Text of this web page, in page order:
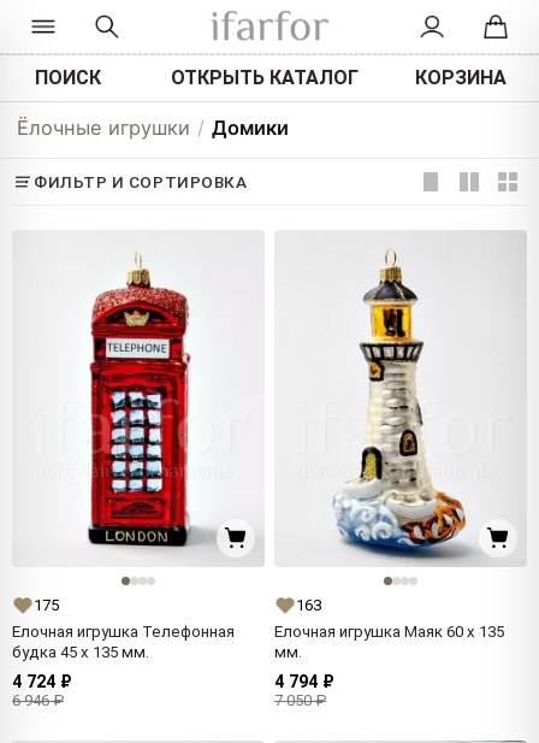
ПОИСК ОТКРЫТЬ КАТАЛОГ КОРЗИНА
Ёлочные игрушки / Домики
ФИЛЬТР И СОРТИРОВКА
175
Елочная игрушка Телефонная
будка 45 x 135 мм.
4 724 ₽
6 946 ₽
163
Елочная игрушка Маяк 60 x 135
мм.
4 794 ₽
7 050 ₽